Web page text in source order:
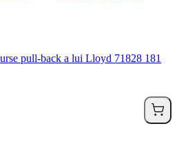
pull-back a lui Lloyd 71828 181